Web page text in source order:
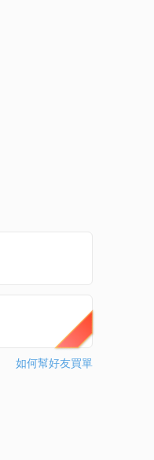
如何幫好友買單